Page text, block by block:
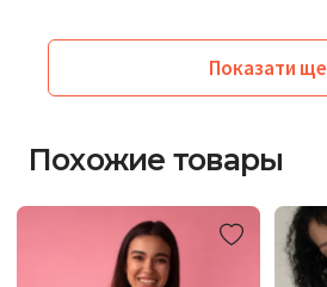
Показати ще
Похожие товары